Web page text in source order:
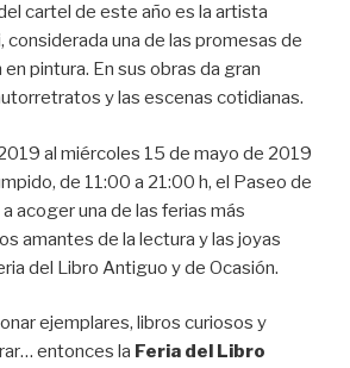
cartel de este año es la artista
considerada una de las promesas de
pintura. En sus obras da gran
y las escenas cotidianas.
al miércoles 15 de mayo de 2019
de 11:00 a 21:00 h, el Paseo de
acoger una de las ferias más
amantes de la lectura y las joyas
del Libro Antiguo y de Ocasión.
ejemplares, libros curiosos y
entonces la Feria del Libro